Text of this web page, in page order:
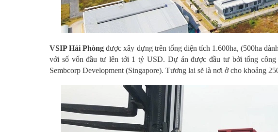
VSIP Hải Phòng được xây dựng trên tổng diện tích 1.600ha, (500ha
với số vốn đầu tư lên tới 1 tỷ USD. Dự án được đầu tư bởi tổng
Sembcorp Development (Singapore). Tương lai sẽ là nơi ở cho khoảng